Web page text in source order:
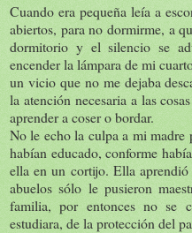
Cuando era pequeña leía a
abiertos, para no dormirme, a
dormitorio y el silencio se
encender la lámpara de mi
un vicio que no me dejaba
la atención necesaria a las
aprender a coser o bordar.
No le echo la culpa a mi madre
habían educado, conforme
ella en un cortijo. Ella
abuelos sólo le pusieron
familia, por entonces no se
estudiara, de la protección del